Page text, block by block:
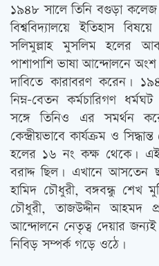
১৯৪৮ সালে তিনি বগুড়া
বিশ্ববিদ্যালয়ে ইতিহাস
সলিমুল্লাহ মুসলিম হলের
পাশাপাশি ভাষা আন্দোলনে অংশ
দাবিতে কারাবরণ করেন।
নিম্ন-বেতন কর্মচারিগণ
সঙ্গে তিনিও এর সমর্থন
কেন্দ্রীয়ভাবে কার্যক্রম ও
হলের ১৬ নং কক্ষ থেকে।
বরাদ্দ ছিল। এখানে আসতেন
হামিদ চৌধুরী, বঙ্গবন্ধু
চৌধুরী, তাজউদ্দীন
আন্দোলনে নেতৃত্ব দেয়ার জন্যই
নিবিড় সম্পর্ক গড়ে ওঠে।